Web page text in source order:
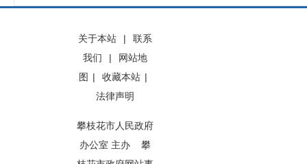
关于本站 |
联系
我们
|
网站地
图 | 收藏本站 |
法律声明
攀枝花市人民政府
办公室 主办 攀